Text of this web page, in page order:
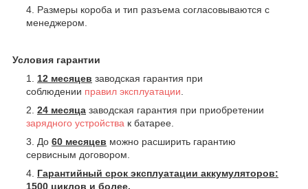
Размеры короба и тип разъема согласовываются с
менеджером.
Условия гарантии
12 месяцев заводская гарантия при
соблюдении правил эксплуатации.
24 месяца заводская гарантия при приобретении
зарядного устройства к батарее.
До 60 месяцев можно расширить гарантию
сервисным договором.
Гарантийный срок эксплуатации аккумуляторов:
1500 циклов и более.